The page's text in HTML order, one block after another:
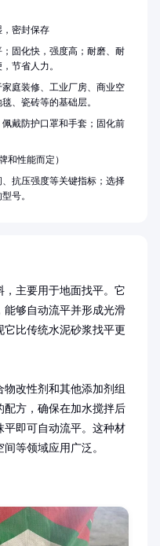
主要用于地面找平。它
能够自动流平并形成光滑
它比传统水泥砂浆找平更
改性剂和其他添加剂组
配方，确保在加水搅拌后
平即可自动流平。这种材
等领域应用广泛。
密封保存
固化快，强度高；耐磨、耐
节省人力。
庭装修、工业厂房、商业空
、瓷砖等的基础层。
戴防护口罩和手套；固化前
和性能而定）
抗压强度等关键指标；选择
号。